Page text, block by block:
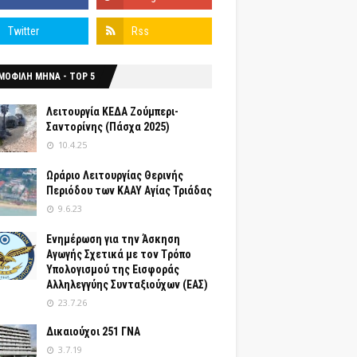
ΜΗΝΑ - TOP 5
Λειτουργία ΚΕΔΑ Ζούμπερι-
Σαντορίνης (Πάσχα 2025)
10.4.25
Ωράριο Λειτουργίας Θερινής
Περιόδου των ΚΑΑΥ Αγίας Τριάδας
9.6.23
Ενημέρωση για την Άσκηση
Αγωγής Σχετικά με τον Tρόπο
Yπολογισμού της Εισφοράς
Αλληλεγγύης Συνταξιούχων (ΕΑΣ)
23.7.26
Δικαιούχοι 251 ΓΝΑ
3.7.19